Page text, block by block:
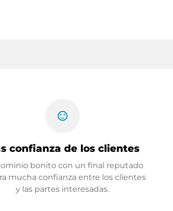
sentiment_satisfied
confianza de los clientes
bonito con un final reputado
mucha confianza entre los clientes
y las partes interesadas.